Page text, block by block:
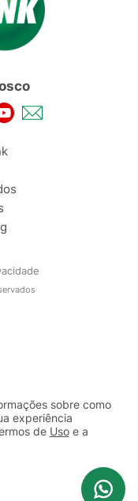
sobre como
experiência
de Usoe a